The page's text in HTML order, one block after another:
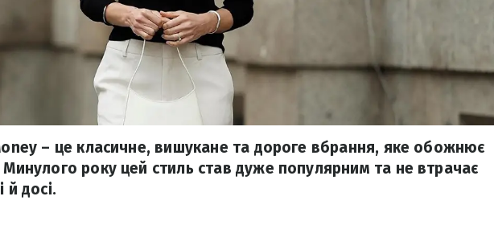
– це класичне, вишукане та дороге вбрання, яке обожнює
Минулого року цей стиль став дуже популярним та не втрачає
й досі.